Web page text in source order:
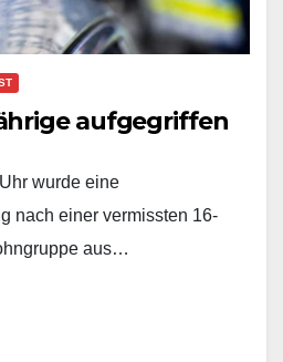
aufgegriffen
wurde eine
nach einer vermissten 16-
aus…